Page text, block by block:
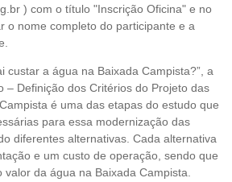
) com o título "Inscrição Oficina" e no
o nome completo do participante e a
custar a água na Baixada Campista?”, a
– Definição dos Critérios do Projeto das
é uma das etapas do estudo que
para essa modernização das
diferentes alternativas. Cada alternativa
e um custo de operação, sendo que
da água na Baixada Campista.